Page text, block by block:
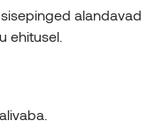
alandavad
ehitusel.